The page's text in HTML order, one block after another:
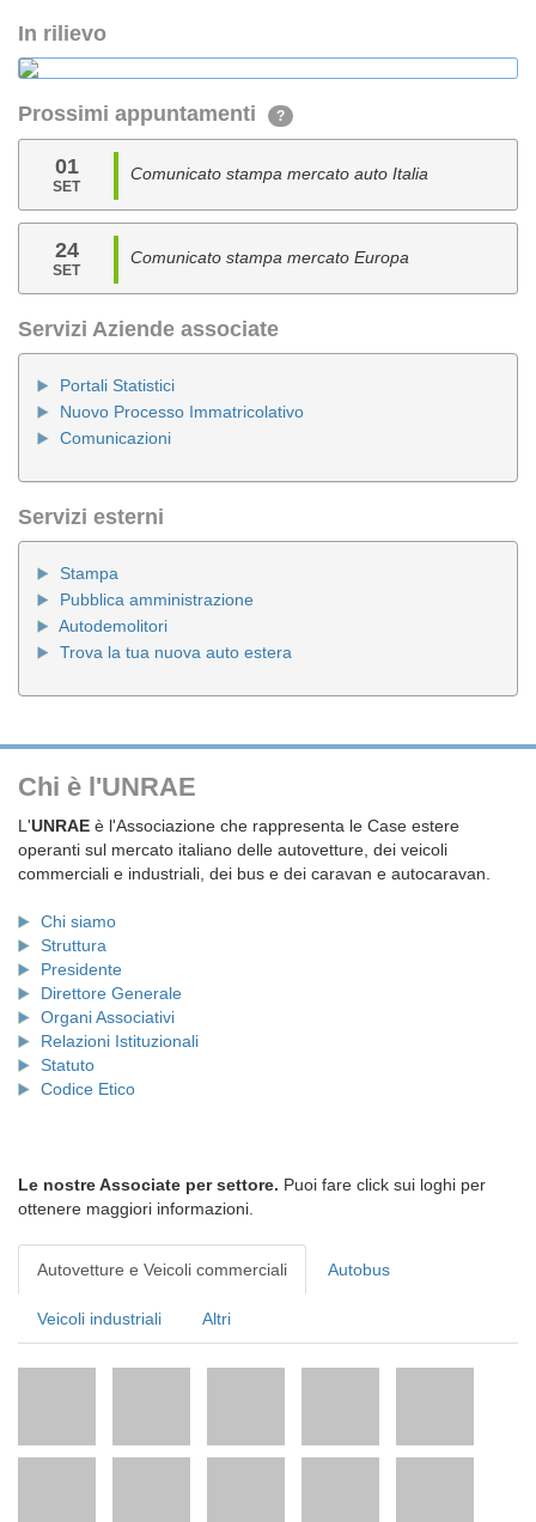
In rilievo
Prossimi appuntamenti ?
01
SET
Comunicato stampa mercato auto Italia
24
SET
Comunicato stampa mercato Europa
Servizi Aziende associate
Portali Statistici
Nuovo Processo Immatricolativo
Comunicazioni
Servizi esterni
Stampa
Pubblica amministrazione
Autodemolitori
Trova la tua nuova auto estera
Chi è l'UNRAE
L'UNRAE è l'Associazione che rappresenta le Case estere
operanti sul mercato italiano delle autovetture, dei veicoli
commerciali e industriali, dei bus e dei caravan e autocaravan.
Chi siamo
Struttura
Presidente
Direttore Generale
Organi Associativi
Relazioni Istituzionali
Statuto
Codice Etico
Le nostre Associate per settore. Puoi fare click sui loghi per
ottenere maggiori informazioni.
Autovetture e Veicoli commerciali Autobus
Veicoli industriali Altri